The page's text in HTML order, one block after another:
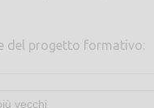
del progetto formativo: